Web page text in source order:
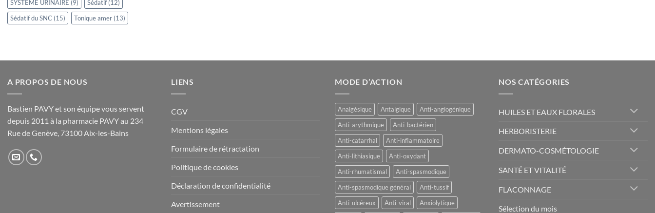
SYSTEME URINAIRE (9) Sédatif(12)
Sédatif du SNC (15) Tonique amer (13)
A PROPOS DE NOUS
Bastien PAVY et son équipe vous servent
depuis 2011 à la pharmacie PAVY au 234
Rue de Genève, 73100 Aix-les-Bains
LIENS
CGV
Mentions légales
Formulaire de rétractation
Politique de cookies
Déclaration de confidentialité
Avertissement
MODE D’ACTION
Analgésique Antalgique
Anti-angiogénique
Anti-arythmique
Anti-bactérien
Anti-catarrhal
Anti-inflammatoire
Anti-lithiasique
Anti-oxydant
Anti-rhumatismal
Anti-spasmodique
Anti-spasmodique général
Anti-tussif
Anti-ulcéreux
Anti-viral Anxiolytique
NOS CATÉGORIES
HUILES ET EAUX FLORALES
HERBORISTERIE
DERMATO-COSMÉTOLOGIE
SANTÉ ET VITALITÉ
FLACONNAGE
Sélection du mois